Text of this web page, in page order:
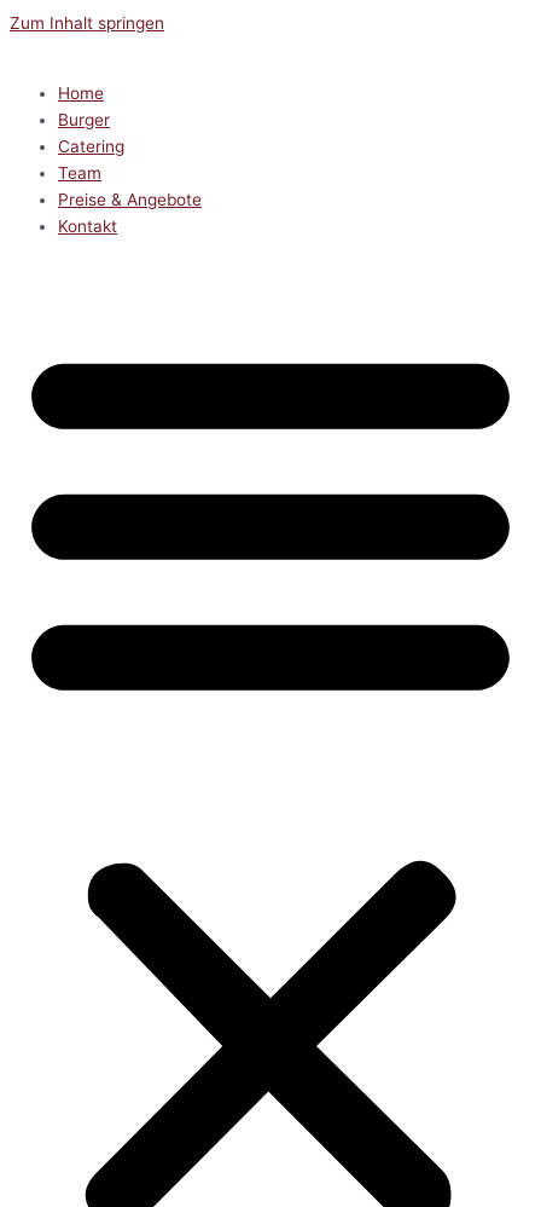
Zum Inhalt springen
Home
Burger
Catering
Team
Preise & Angebote
Kontakt